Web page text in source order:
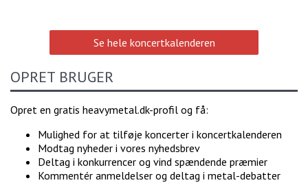
Se hele koncertkalenderen
OPRET BRUGER
Opret en gratis heavymetal.dk-profil og få:
Mulighed for at tilføje koncerter i koncertkalenderen
Modtag nyheder i vores nyhedsbrev
Deltag i konkurrencer og vind spændende præmier
Kommentér anmeldelser og deltag i metal-debatter